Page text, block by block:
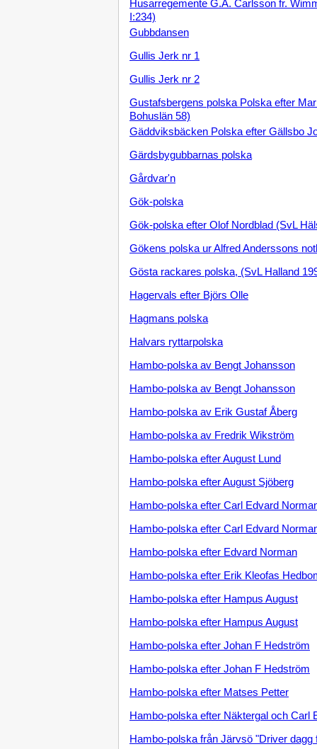
Husarregemente G.A. Carlsson fr.
I:234)
Gubbdansen
Gullis Jerk nr 1
Gullis Jerk nr 2
Gustafsbergens polska Polska efter
Bohuslän 58)
Gäddviksbäcken Polska efter Gällsbo
Gärdsbygubbarnas polska
Gårdvar'n
Gök-polska
Gök-polska efter Olof Nordblad (SvL
Gökens polska ur Alfred Anderssons
Gösta rackares polska, (SvL Halland
Hagervals efter Björs Olle
Hagmans polska
Halvars ryttarpolska
Hambo-polska av Bengt Johansson
Hambo-polska av Bengt Johansson
Hambo-polska av Erik Gustaf Åberg
Hambo-polska av Fredrik Wikström
Hambo-polska efter August Lund
Hambo-polska efter August Sjöberg
Hambo-polska efter Carl Edvard
Hambo-polska efter Carl Edvard
Hambo-polska efter Edvard Norman
Hambo-polska efter Erik Kleofas
Hambo-polska efter Hampus August
Hambo-polska efter Hampus August
Hambo-polska efter Johan F Hedström
Hambo-polska efter Johan F Hedström
Hambo-polska efter Matses Petter
Hambo-polska efter Näktergal och Carl
Hambo-polska från Järvsö "Driver dagg